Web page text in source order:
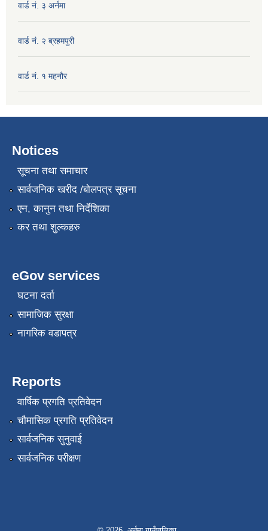
वार्ड नं. ३ अर्नमा
वार्ड नं. २ ब्रहमपुरी
वार्ड नं. १ महनाैर
Notices
सूचना तथा समाचार
सार्वजनिक खरीद /बोलपत्र सूचना
एन, कानुन तथा निर्देशिका
कर तथा शुल्कहरु
eGov services
घटना दर्ता
सामाजिक सुरक्षा
नागरिक वडापत्र
Reports
वार्षिक प्रगति प्रतिवेदन
चौमासिक प्रगति प्रतिवेदन
सार्वजनिक सुनुवाई
सार्वजनिक परीक्षण